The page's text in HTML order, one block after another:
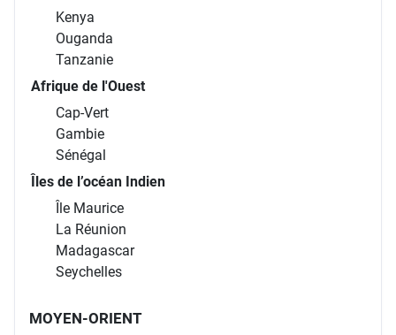
Kenya
Ouganda
Tanzanie
Afrique de l'Ouest
Cap-Vert
Gambie
Sénégal
Îles de l’océan Indien
Île Maurice
La Réunion
Madagascar
Seychelles
MOYEN-ORIENT